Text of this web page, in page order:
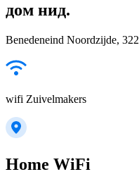
дом нид.
Benedeneind Noordzijde, 322
wifi Zuivelmakers
Home WiFi